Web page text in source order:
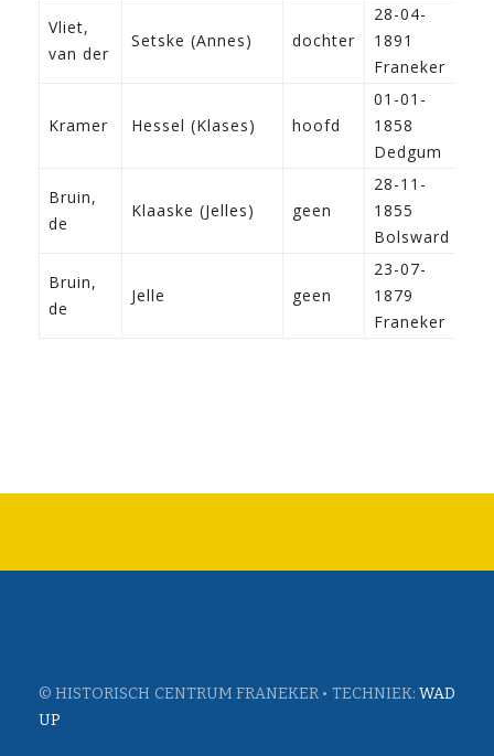
Vliet,
van der
Setske (Annes) dochter
28-04-
1891
Franeker
Kramer Hessel (Klases) hoofd
01-01-
1858
Dedgum
Bruin,
de
Klaaske (Jelles) geen
28-11-
1855
Bolsward
Bruin,
de
Jelle geen
23-07-
1879
Franeker
© HISTORISCH CENTRUM FRANEKER • TECHNIEK: WAD
UP